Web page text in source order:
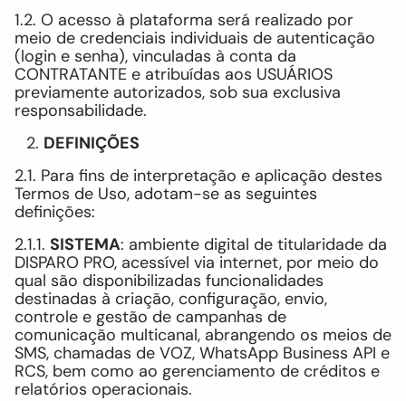
1.2. O acesso à plataforma será realizado por
meio de credenciais individuais de autenticação
(login e senha), vinculadas à conta da
CONTRATANTE e atribuídas aos USUÁRIOS
previamente autorizados, sob sua exclusiva
responsabilidade.
DEFINIÇÕES
2.1. Para fins de interpretação e aplicação destes
Termos de Uso, adotam-se as seguintes
definições:
2.1.1. SISTEMA: ambiente digital de titularidade da
DISPARO PRO, acessível via internet, por meio do
qual são disponibilizadas funcionalidades
destinadas à criação, configuração, envio,
controle e gestão de campanhas de
comunicação multicanal, abrangendo os meios de
SMS, chamadas de VOZ, WhatsApp Business API e
RCS, bem como ao gerenciamento de créditos e
relatórios operacionais.